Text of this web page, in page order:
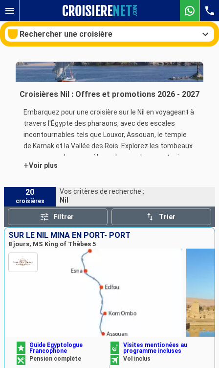
Rechercher une croisière
Mois de départ
Ports Compagnies
Rechercher
Croisières Nil : Offres et promotions 2026 - 2027
Embarquez pour une croisière sur le Nil en voyageant à
travers l'Égypte des pharaons, avec des escales
incontournables tels que Louxor, Assouan, le temple
de Karnak et la Vallée des Rois. Explorez les tombeaux
royaux, marchez parmi les colonnes des sanctuaires
imposants, flânez dans des marchés vibrants de
gastronomie traditionnelle égyptienne.
+Voir plus
20
croisières
Vos critères de recherche :
Nil
Filtrer Trier
SUR LE NIL MINA EN PORT- PORT
8 jours, MS King of Thèbes 5
Guide Egyptologue
Francophone
Visites mentionées au
programme incluses
Pension complète
Vol inclus